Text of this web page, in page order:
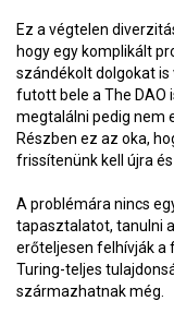
Ez a végtelen
hogy egy komplikált
szándékolt dolgokat is
futott bele a The DAO
megtalálni pedig nem
Részben ez az oka,
frissítenünk kell újra és
A problémára nincs
tapasztalatot, tanulni
erőteljesen felhívják a
Turing-teljes
származhatnak még.